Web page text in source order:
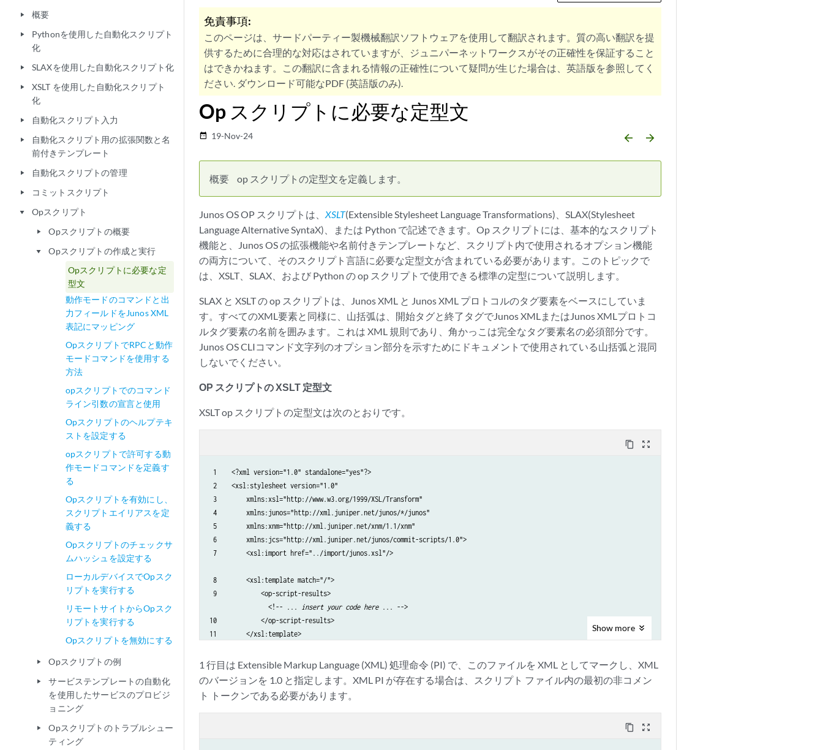
play_arrow 概要
play_arrow
Pythonを使用した自動化スクリプト
化
play_arrow SLAXを使用した自動化スクリプト化
play_arrow
XSLT を使用した自動化スクリプト
化
play_arrow 自動化スクリプト入力
play_arrow
自動化スクリプト用の拡張関数と名
前付きテンプレート
play_arrow 自動化スクリプトの管理
play_arrow コミットスクリプト
play_arrow Opスクリプト
play_arrow Opスクリプトの概要
play_arrow
Opスクリプトの作成と実行
Opスクリプトに必要な定
型文
動作モードのコマンドと出
力フィールドをJunos XML
表記にマッピング
OpスクリプトでRPCと動作
モードコマンドを使用する
方法
opスクリプトでのコマンド
ライン引数の宣言と使用
Opスクリプトのヘルプテキ
ストを設定する
opスクリプトで許可する動
作モードコマンドを定義す
る
Opスクリプトを有効にし、
スクリプトエイリアスを定
義する
Opスクリプトのチェックサ
ムハッシュを設定する
ローカルデバイスでOpスク
リプトを実行する
リモートサイトからOpスク
リプトを実行する
Opスクリプトを無効にする
play_arrow Opスクリプトの例
play_arrow
サービステンプレートの自動化
を使用したサービスのプロビジ
ョニング
play_arrow
Opスクリプトのトラブルシュー
ティング
免責事項:
このページは、サードパーティー製機械翻訳ソフトウェアを使用して翻訳されます。質の高い翻訳を提
供するために合理的な対応はされていますが、ジュニパーネットワークスがその正確性を保証すること
はできかねます。この翻訳に含まれる情報の正確性について疑問が生じた場合は、英語版を参照してく
ださい. ダウンロード可能なPDF (英語版のみ).
Op スクリプトに必要な定型文
date_range 19-Nov-24 arrow_backward arrow_forward
概要 op スクリプトの定型文を定義します。
Junos OS OP スクリプトは、 XSLT(Extensible Stylesheet Language Transformations)、SLAX(Stylesheet
Language Alternative SyntaX)、または Python で記述できます。Op スクリプトには、基本的なスクリプト
機能と、Junos OS の拡張機能や名前付きテンプレートなど、スクリプト内で使用されるオプション機能
の両方について、そのスクリプト言語に必要な定型文が含まれている必要があります。このトピックで
は、XSLT、SLAX、および Python の op スクリプトで使用できる標準の定型について説明します。
SLAX と XSLT の op スクリプトは、Junos XML と Junos XML プロトコルのタグ要素をベースにしていま
す。すべてのXML要素と同様に、山括弧は、開始タグと終了タグでJunos XMLまたはJunos XMLプロトコ
ルタグ要素の名前を囲みます。これは XML 規則であり、角かっこは完全なタグ要素名の必須部分です。
Junos OS CLIコマンド文字列のオプション部分を示すためにドキュメントで使用されている山括弧と混同
しないでください。
OP スクリプトの XSLT 定型文
XSLT op スクリプトの定型文は次のとおりです。
content_copy zoom_out_map
1    <?xml version="1.0" standalone="yes"?>
2    <xsl:stylesheet version="1.0"
3        xmlns:xsl="http://www.w3.org/1999/XSL/Transform"
4        xmlns:junos="http://xml.juniper.net/junos/*/junos"
5        xmlns:xnm="http://xml.juniper.net/xnm/1.1/xnm"
6        xmlns:jcs="http://xml.juniper.net/junos/commit-scripts/1.0">
7        <xsl:import href="../import/junos.xsl"/>
8        <xsl:template match="/">
9            <op-script-results>
<!-- ... insert your code here ... -->
10            </op-script-results>
11        </xsl:template>
12    </xsl:stylesheet>
Show more
1 行目は Extensible Markup Language (XML) 処理命令 (PI) で、このファイルを XML としてマークし、XML
のバージョンを 1.0 と指定します。XML PI が存在する場合は、スクリプト ファイル内の最初の非コメン
ト トークンである必要があります。
content_copy zoom_out_map